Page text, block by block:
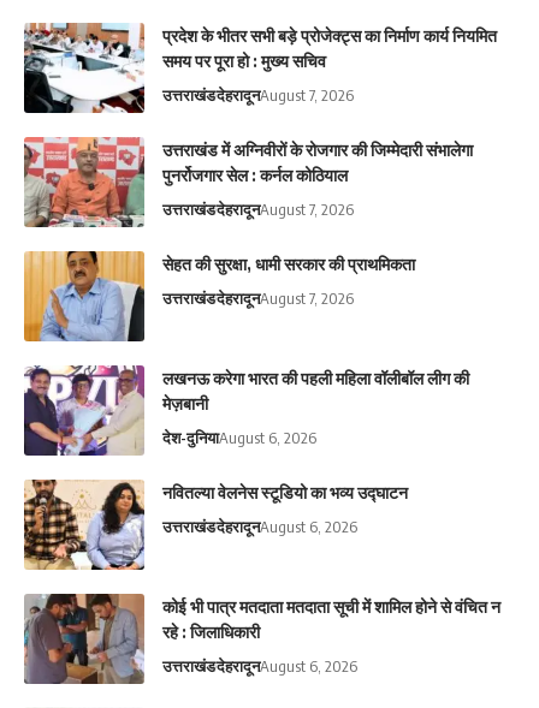
प्रदेश के भीतर सभी बड़े प्रोजेक्ट्स का निर्माण कार्य नियमित
समय पर पूरा हो : मुख्य सचिव
उत्तराखंडदेहरादूनAugust 7, 2026
उत्तराखंड में अग्निवीरों के रोजगार की जिम्मेदारी संभालेगा
पुनर्रोजगार सेल : कर्नल कोठियाल
उत्तराखंडदेहरादूनAugust 7, 2026
सेहत की सुरक्षा, धामी सरकार की प्राथमिकता
उत्तराखंडदेहरादूनAugust 7, 2026
लखनऊ करेगा भारत की पहली महिला वॉलीबॉल लीग की
मेज़बानी
देश-दुनियाAugust 6, 2026
नवितल्या वेलनेस स्टूडियो का भव्य उद्घाटन
उत्तराखंडदेहरादूनAugust 6, 2026
कोई भी पात्र मतदाता मतदाता सूची में शामिल होने से वंचित न
रहे : जिलाधिकारी
उत्तराखंडदेहरादूनAugust 6, 2026